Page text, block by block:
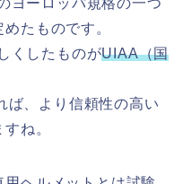
ヨーロッパ規格の一つ
たものです。
くしたものがUIAA（国
ば、より信頼性の高い
ね。